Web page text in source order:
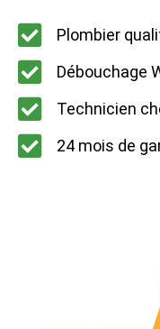
Plombier
Débouchage
Technicien
24 mois de